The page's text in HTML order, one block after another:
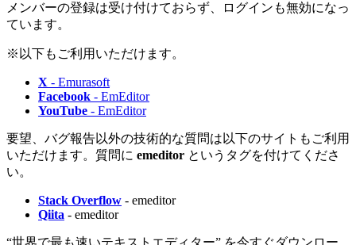
メンバーの登録は受け付けておらず、ログインも無効になっ
ています。
※以下もご利用いただけます。
X - Emurasoft
Facebook - EmEditor
YouTube - EmEditor
要望、バグ報告以外の技術的な質問は以下のサイトもご利用
いただけます。質問に emeditor というタグを付けてくださ
い。
Stack Overflow - emeditor
Qiita - emeditor